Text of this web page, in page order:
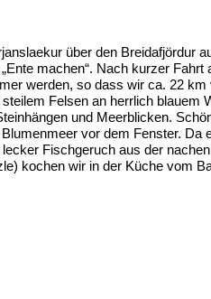
über den Breidafjördur
machen“. Nach kurzer
werden, so dass wir ca. 22
Felsen an herrlich
und Meerblicken.
vor dem Fenster.
Fischgeruch aus der
kochen wir in der Küche vom